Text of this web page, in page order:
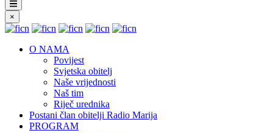
×
O NAMA
Povijest
Svjetska obitelj
Naše vrijednosti
Naš tim
Riječ urednika
Postani član obitelji Radio Marija
PROGRAM